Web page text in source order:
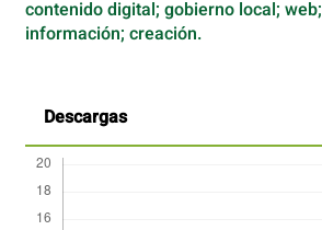
contenido digital; gobierno local; web;
información; creación.
Descargas